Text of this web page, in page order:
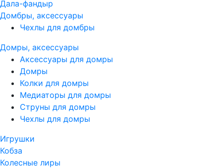
Дала-фандыр
Домбры, аксессуары
Чехлы для домбры
Домры, аксессуары
Аксессуары для домры
Домры
Колки для домры
Медиаторы для домры
Струны для домры
Чехлы для домры
Игрушки
Кобза
Колесные лиры